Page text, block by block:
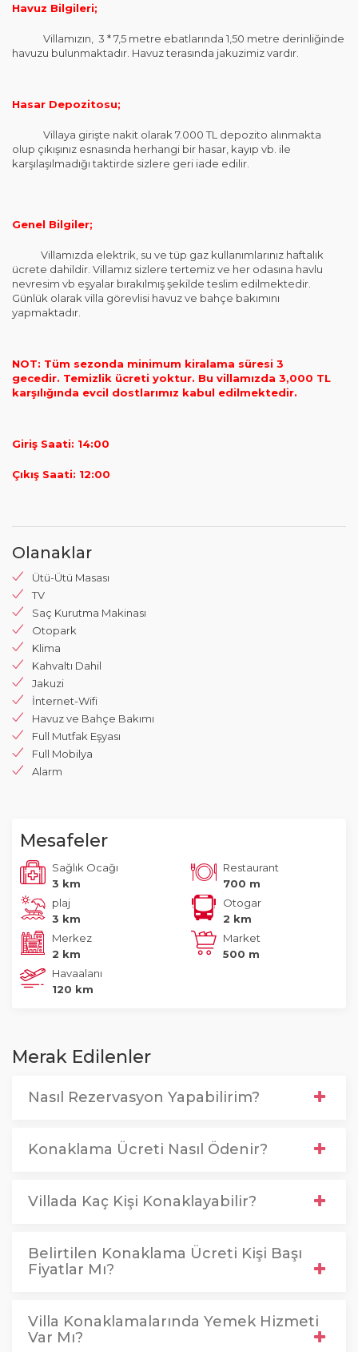
Havuz Bilgileri;
Villamızın, 3 * 7,5 metre ebatlarında 1,50 metre derinliğinde
havuzu bulunmaktadır. Havuz terasında jakuzimiz vardır.
Hasar Depozitosu;
Villaya girişte nakit olarak 7.000 TL depozito alınmakta
olup çıkışınız esnasında herhangi bir hasar, kayıp vb. ile
karşılaşılmadığı taktirde sizlere geri iade edilir.
Genel Bilgiler;
Villamızda elektrik, su ve tüp gaz kullanımlarınız haftalık
ücrete dahildir. Villamız sizlere tertemiz ve her odasına havlu
nevresim vb eşyalar bırakılmış şekilde teslim edilmektedir.
Günlük olarak villa görevlisi havuz ve bahçe bakımını
yapmaktadır.
NOT: Tüm sezonda minimum kiralama süresi 3
gecedir. Temizlik ücreti yoktur. Bu villamızda 3,000 TL
karşılığında evcil dostlarımız kabul edilmektedir.
Giriş Saati: 14:00
Çıkış Saati: 12:00
Olanaklar
Ütü-Ütü Masası
TV
Saç Kurutma Makinası
Otopark
Klima
Kahvaltı Dahil
Jakuzi
İnternet-Wifi
Havuz ve Bahçe Bakımı
Full Mutfak Eşyası
Full Mobilya
Alarm
Mesafeler
Sağlık Ocağı
3 km
Restaurant
700 m
plaj
3 km
Otogar
2 km
Merkez
2 km
Market
500 m
Havaalanı
120 km
Merak Edilenler
Nasıl Rezervasyon Yapabilirim?
Konaklama Ücreti Nasıl Ödenir?
Villada Kaç Kişi Konaklayabilir?
Belirtilen Konaklama Ücreti Kişi Başı
Fiyatlar Mı?
Villa Konaklamalarında Yemek Hizmeti
Var Mı?